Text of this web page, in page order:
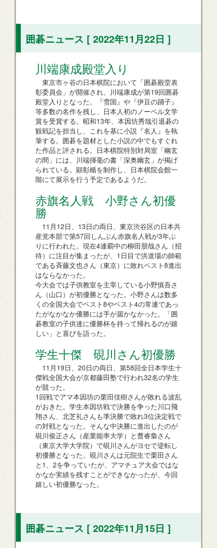
囲碁ニュース [ 2022年11月22日 ]
川端康成殿堂入り
東京市ヶ谷の日本棋院において「囲碁殿堂表
彰委員会」が開催され、川端康成が第19回囲碁
殿堂入りとなった。『雪国』や『伊豆の踊子』
等多数の名作を残し、日本人初のノーベル文学
賞を受賞する。昭和13年、本因坊秀哉引退碁の
観戦記を担当し、これを基に小説『名人』を執
筆する。囲碁を題材とした小説の中でもすぐれ
た作品と評される。日本棋院特別対局室「幽玄
の間」には、川端揮毫の書「深奥幽玄」が掲げ
られている。顕彰楯を制作し、日本棋院会館一
階にて展示を行う予定であるようだ。
赤旗名人戦 小野さん初優
勝
11月12日、13日の両日、東京渋谷区の日本共
産党本部で第57回しんぶん赤旗名人戦が3年ぶ
りに行われた。現在4連覇中の柳田朋哉さん（招
待）に注目が集まったが、1日目で洪道場の師範
である斉藤文也さん（東京）に敗れベスト8進出
はならなかった。
今大会では子供教室を主宰している小野慎吾さ
ん（山口）が初優勝となった。小野さんは数多
くの全国大会でベスト8やベスト4の常連であっ
たがなかなか優勝には手が届かなかった。「囲
碁教室の子供達に優勝杯を持って帰れるのが嬉
しい」と喜びを語った。
学生十傑 硯川さん初優勝
11月19日、20日の両日、第58回全日本学生十
傑戦全国大会が京都藤田塾で行われ32名の学生
が競った。
1回戦でアマ本因坊の栗田佳樹さんが敗れる波乱
がおきた。学生本因坊戦で決勝を争った川口飛
翔さん、北芝礼さんも準決勝で敗れ3位決定戦で
の対戦となった。そんな中決勝に進出したのが
硯川俊正さん（産業能率大学）と曹睿梟さん
（東京大学大学院）で硯川さんがヨセで逆転し
初優勝となった。硯川さんは元院生で栗田さん
と1、2を争っていたが、アマチュア大会ではな
かなか実績を残すことができなかったが、今回
嬉しい初優勝なった。
囲碁ニュース [ 2022年11月15日 ]